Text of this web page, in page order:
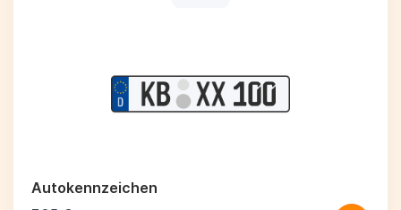
Autokennzeichen